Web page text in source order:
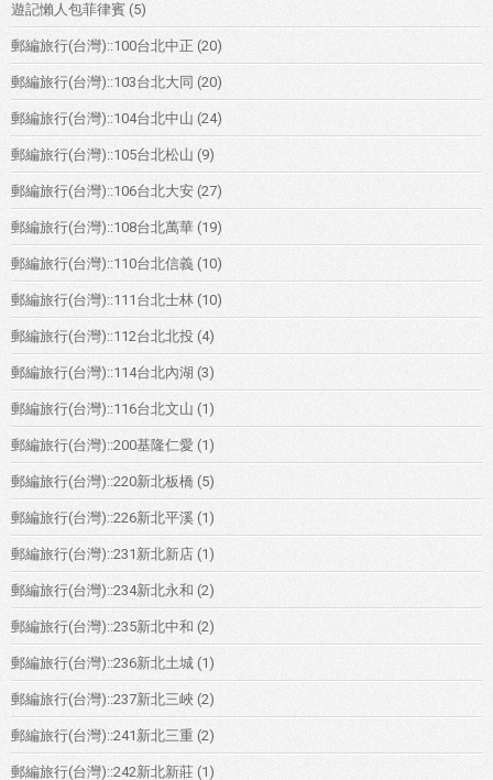
遊記懶人包菲律賓 (5)
郵編旅行(台灣)::100台北中正 (20)
郵編旅行(台灣)::103台北大同 (20)
郵編旅行(台灣)::104台北中山 (24)
郵編旅行(台灣)::105台北松山 (9)
郵編旅行(台灣)::106台北大安 (27)
郵編旅行(台灣)::108台北萬華 (19)
郵編旅行(台灣)::110台北信義 (10)
郵編旅行(台灣)::111台北士林 (10)
郵編旅行(台灣)::112台北北投 (4)
郵編旅行(台灣)::114台北內湖 (3)
郵編旅行(台灣)::116台北文山 (1)
郵編旅行(台灣)::200基隆仁愛 (1)
郵編旅行(台灣)::220新北板橋 (5)
郵編旅行(台灣)::226新北平溪 (1)
郵編旅行(台灣)::231新北新店 (1)
郵編旅行(台灣)::234新北永和 (2)
郵編旅行(台灣)::235新北中和 (2)
郵編旅行(台灣)::236新北土城 (1)
郵編旅行(台灣)::237新北三峽 (2)
郵編旅行(台灣)::241新北三重 (2)
郵編旅行(台灣)::242新北新莊 (1)